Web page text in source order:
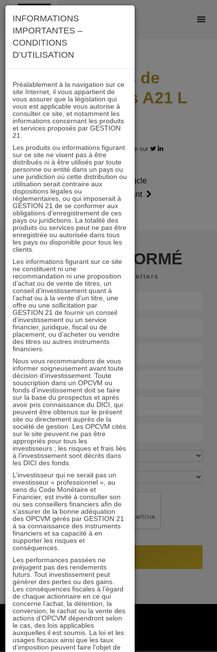
Skip
content
Scénarios de
performances A21 L
2405
31.05.2024 - Partagez l'article sur
Article
précédent
Article
suivant
RESTER INFORMÉ
Recevoir nos newsletters
+33 1 84 79 90 24
gestion21@gestion21.fr
8 rue Volney, 75002 Paris
INFORMATIONS
IMPORTANTES –
CONDITIONS
D’UTILISATION
Préalablement à la navigation sur ce
site Internet, il vous appartient de
vous assurer que la législation qui
vous est applicable vous autorise à
consulter ce site, et notamment les
informations concernant les produits
et services proposés par GESTION
21.
Les produits ou informations figurant
sur ce site ne visent pas à être
distribués ni à être utilisés par toute
personne ou entité dans un pays ou
une juridiction où cette distribution ou
utilisation serait contraire aux
dispositions légales ou
réglementaires, ou qui imposerait à
GESTION 21 de se conformer aux
obligations d’enregistrement de ces
pays ou juridictions. La totalité des
produits ou services peut ne pas être
enregistrée ou autorisée dans tous
les pays ou disponible pour tous les
clients.
Les informations figurant sur ce site
ne constituent ni une
recommandation ni une proposition
d’achat ou de vente de titres, un
conseil d’investissement quant à
l’achat ou à la vente d’un titre, une
offre ou une sollicitation par
GESTION 21 de fournir un conseil
d’investissement ou un service
financier, juridique, fiscal ou de
placement, ou d’acheter ou vendre
des titres ou autres instruments
financiers.
Nous vous recommandons de vous
informer soigneusement avant toute
décision d’investissement. Toute
souscription dans un OPCVM ou
fonds d’investissement doit se faire
sur la base du prospectus et après
avoir pris connaissance du DICI, qui
peuvent être obtenus sur le présent
site ou directement auprès de la
société de gestion. Les OPCVM cités
sur le site peuvent ne pas être
appropriés pour tous les
investisseurs ; les risques et frais liés
à l’investissement sont décrits dans
les DICI des fonds.
L’investisseur qui ne serait pas un
investisseur « professionnel », au
sens du Code Monétaire et
Financier, est invité à consulter son
ou ses conseillers financiers afin de
s’assurer de la bonne adéquation
des OPCVM gérés par GESTION 21
à sa connaissance des instruments
financiers et sa capacité à en
supporter les risques et
conséquences.
Les performances passées ne
préjugent pas des rendements
futurs. Tout investissement peut
générer des pertes ou des gains.
Les conséquences fiscales à l’égard
de chaque actionnaire en ce qui
concerne l’achat, la détention, la
conversion, le rachat ou la vente des
actions d’OPCVM dépendront selon
le cas, des lois applicables
auxquelles il est soumis. La loi et les
usages fiscaux ainsi que les taux
d’imposition peuvent faire l’objet de